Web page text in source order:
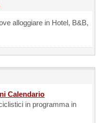
alloggiare in Hotel, B&B,
Calendario
in programma in